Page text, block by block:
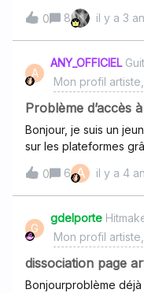
été référencer sur
mienne et qui ne me
vous régler ce
ma promo musicale,
de nouveau projet
0 8 il y a 3
A
ANY_OFFICIEL
Mon profil
Problème d’accès
Bonjour, je suis un
sur les plateformes
que mes réalisations
qui n’est pas le mien a
Alors j’aimerais créer
l’accès sur mes
0 6 A il y a 4
G
gdelporte
Mon profil
dissociation page
Bonjourproblème